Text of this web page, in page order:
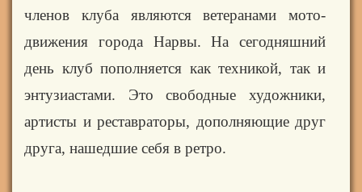
членов клуба являются ветеранами мото-
движения города Нарвы. На сегодняшний
день клуб пополняется как техникой, так и
энтузиастами. Это свободные художники,
артисты и реставраторы, дополняющие друг
друга, нашедшие себя в ретро.